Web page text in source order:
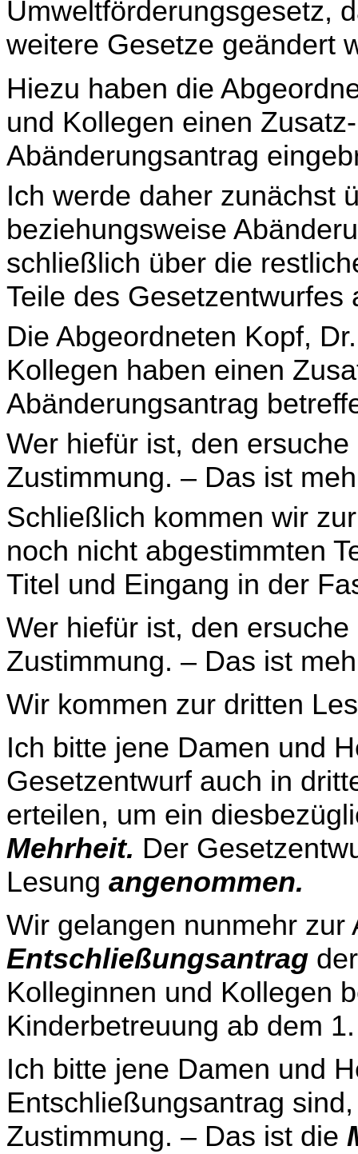
Umweltförderungs­ge­setz,
weitere Gesetze geändert
Hiezu haben die
und Kollegen einen
Abänderungsantrag
Ich werde daher zunächst
beziehungsweise
schließlich über die
Teile des Gesetzentwurfes
Die Abgeordneten Kopf,
Kollegen haben einen
Abänderungsantrag
Wer hiefür ist, den
Zustimmung. – Das ist
Schließlich kommen wir
noch nicht abgestimmten
Titel und Eingang in der
Wer hiefür ist, den
Zustimmung. – Das ist
Wir kommen zur dritten
Ich bitte jene Damen und
Gesetzentwurf auch in
erteilen, um ein
Mehrheit. Der
Lesung angenommen.
Wir gelangen nunmehr zur
Entschließungsantrag
Kolleginnen und Kollegen
Kinderbetreuung ab dem
Ich bitte jene Damen und
Entschließungsantrag
Zustimmung. – Das ist die